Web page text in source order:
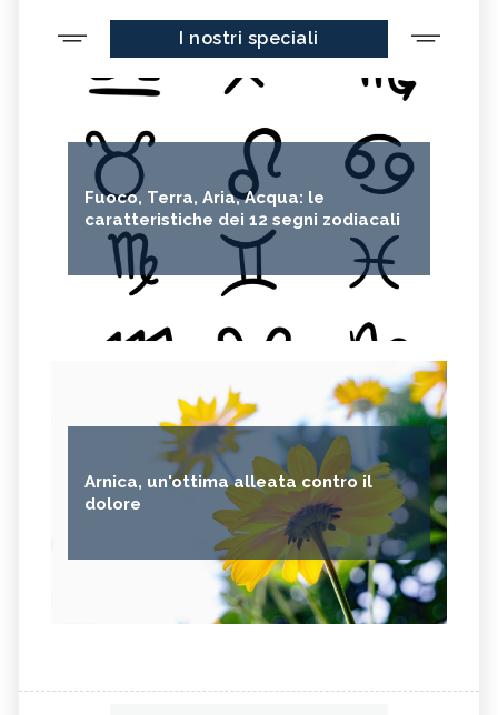
I nostri speciali
Fuoco, Terra, Aria, Acqua: le
caratteristiche dei 12 segni zodiacali
Arnica, un'ottima alleata contro il
dolore